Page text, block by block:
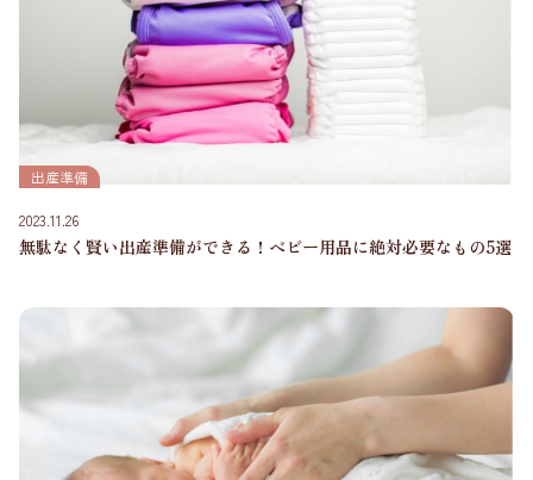
出産準備
2023.11.26
無駄なく賢い出産準備ができる！ベビー用品に絶対必要なもの5選